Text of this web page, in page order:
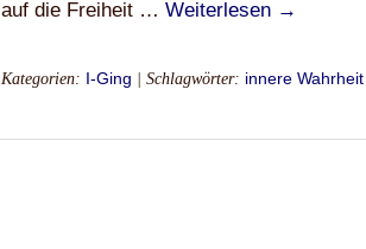
auf die Freiheit … Weiterlesen →
Kategorien: I-Ging | Schlagwörter: innere Wahrheit